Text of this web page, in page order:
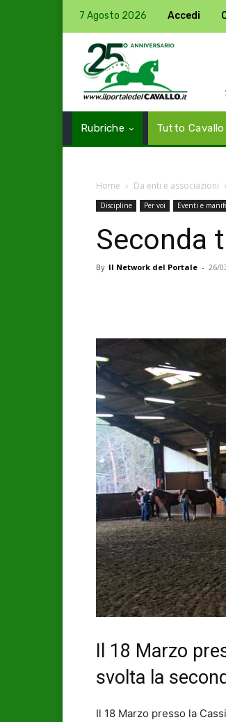
7 Agosto 2026 Accedi
Rubriche Tutto Cavallo
Home Da enti e associazioni
Discipline Per voi Eventi e
Seconda
By Il Network del Portale - 26/
Il 18 Marzo
svolta la
Il 18 Marzo presso la